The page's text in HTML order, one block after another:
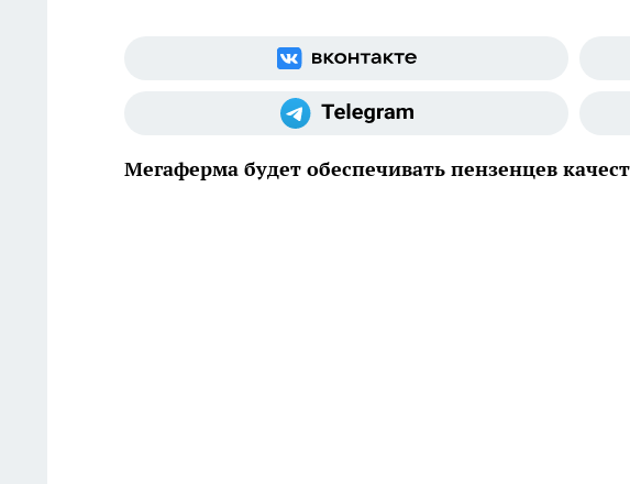
Мегаферма будет обеспечивать пензенцев